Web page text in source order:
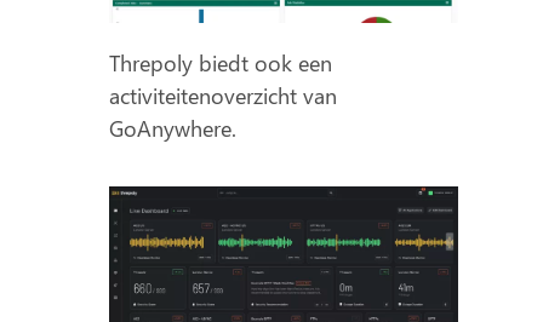
Threpoly biedt ook een
activiteitenoverzicht van
GoAnywhere.